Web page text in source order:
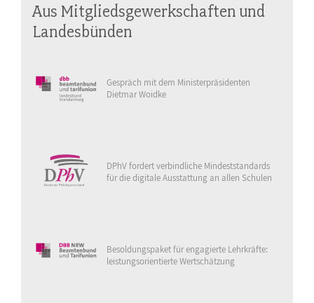
Aus Mitgliedsgewerkschaften und
Landesbünden
Gespräch mit dem Ministerpräsidenten
Dietmar Woidke
DPhV fordert verbindliche Mindeststandards
für die digitale Ausstattung an allen Schulen
Besoldungspaket für engagierte Lehrkräfte:
leistungsorientierte Wertschätzung